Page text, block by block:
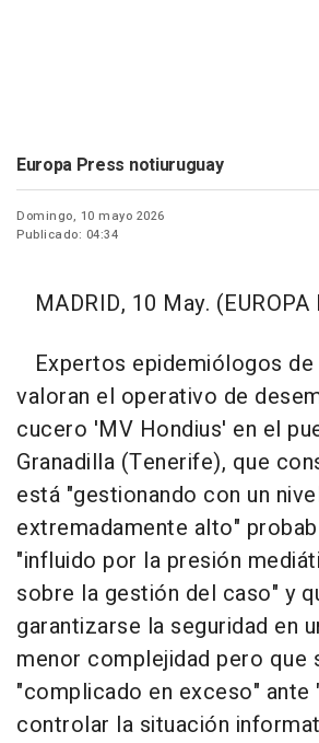
Europa Press notiuruguay
Domingo, 10 mayo 2026
Publicado: 04:34
MADRID, 10 May. (EUROPA
Expertos epidemiólogos de
valoran el operativo de
cucero 'MV Hondius' en el
Granadilla (Tenerife), que
está "gestionando con un
extremadamente alto"
"influido por la presión
sobre la gestión del caso" y
garantizarse la seguridad en
menor complejidad pero que
"complicado en exceso" ante
controlar la situación